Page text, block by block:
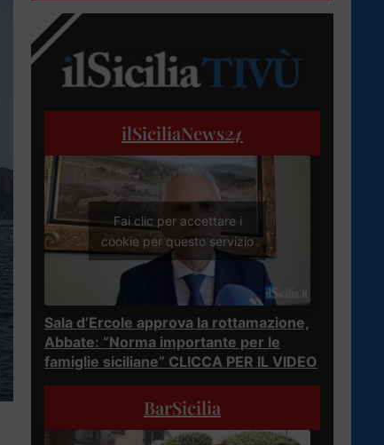
ilSiciliaNews24
Fai clic per accettare i
cookie per questo servizio
Sala d’Ercole approva la rottamazione,
Abbate: “Norma importante per le
famiglie siciliane” CLICCA PER IL VIDEO
BarSicilia